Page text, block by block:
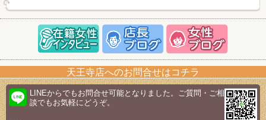
天王寺店へのお問合せはコチラ
LINEからでもお問合せ可能となりました。ご質問・ご相
談でもお気軽にどうぞ。